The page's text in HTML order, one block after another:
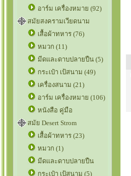
อาร์ม เครื่องหมาย (92)
สมัยสงครามเวียดนาม
เสื้อผ้าทหาร (76)
หมวก (11)
มีดและดาบปลายปืน (5)
กระเป๋า เป้สนาม (49)
เครื่องสนาม (21)
อาร์ม เครื่องหมาย (106)
หนังสือ คู่มือ
สมัย Desert Strom
เสื้อผ้าทหาร (23)
หมวก (1)
มีดและดาบปลายปืน
กระเป๋า เป้สนาม (5)